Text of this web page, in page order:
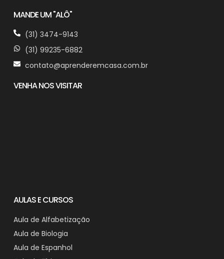
MANDE UM "ALÔ"
(31) 3474-9143
(31) 99235-6882
contato@aprenderemcasa.com.br
VENHA NOS VISITAR
AULAS E CURSOS
Aula de Alfabetização
Aula de Biologia
Aula de Espanhol